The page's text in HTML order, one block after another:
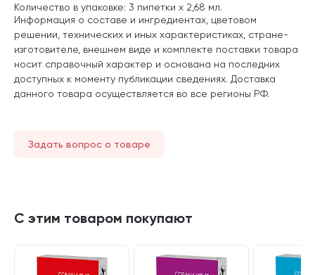
Количество в упаковке: 3 пипетки х 2,68 мл.
Информация о составе и ингредиентах, цветовом
решении, технических и иных характеристиках, стране-
изготовителе, внешнем виде и комплекте поставки товара
носит справочный характер и основана на последних
доступных к моменту публикации сведениях. Доставка
данного товара осуществляется во все регионы РФ.
Задать вопрос о товаре
С этим товаром покупают